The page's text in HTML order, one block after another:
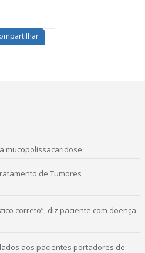
mucopolissacaridose
de Tumores
correto”, diz paciente com doença
aos pacientes portadores de